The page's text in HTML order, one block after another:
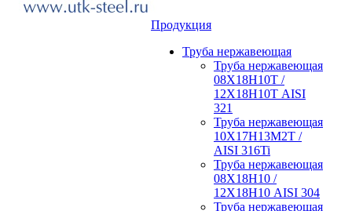
Продукция
Труба нержавеющая
Труба нержавеющая
08Х18Н10Т /
12Х18Н10Т AISI
321
Труба нержавеющая
10Х17Н13М2Т /
AISI 316Ti
Труба нержавеющая
08Х18Н10 /
12Х18Н10 AISI 304
Труба нержавеющая